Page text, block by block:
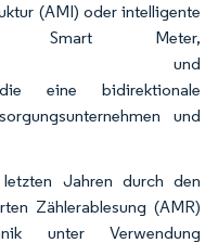
(AMI) oder intelligente
Smart Meter,
und
die eine bidirektionale
und
Jahren durch den
Zählerablesung (AMR)
unter Verwendung